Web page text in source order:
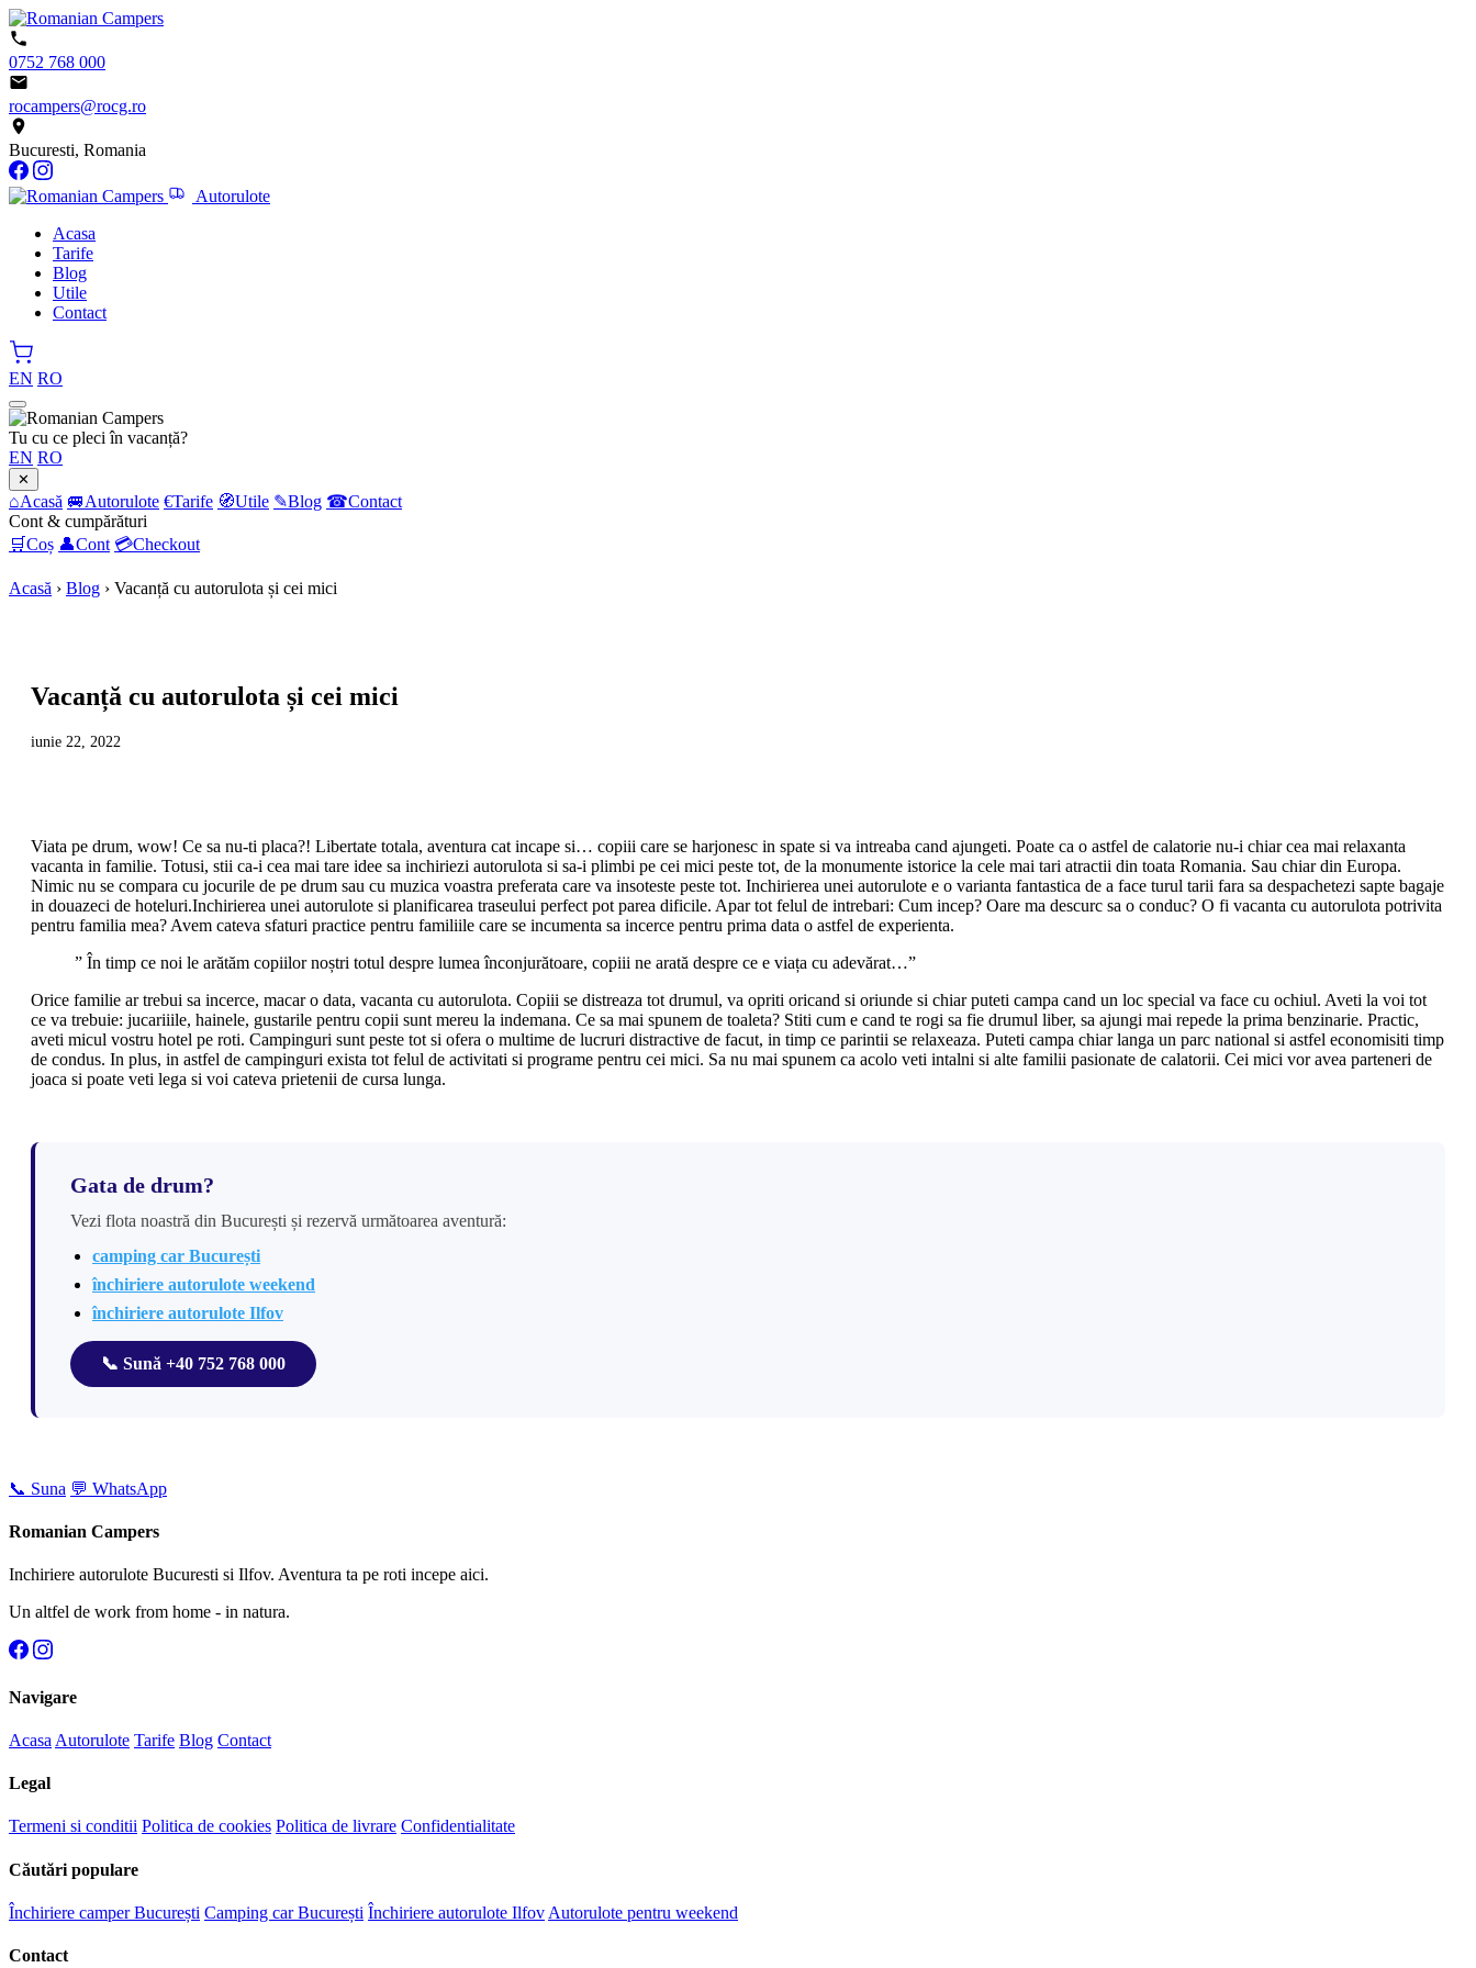
0752 768 000
rocampers@rocg.ro
Bucuresti, Romania
Autorulote
Acasa
Tarife
Blog
Utile
Contact
EN RO
Tu cu ce pleci în vacanță?
EN RO
✕
⌂Acasă 🚐Autorulote €Tarife 🧭Utile ✎Blog ☎Contact
Cont & cumpărături
🛒Coș 👤Cont 💳Checkout
Acasă › Blog › Vacanță cu autorulota și cei mici
Vacanță cu autorulota și cei mici
iunie 22, 2022
Viata pe drum, wow! Ce sa nu-ti placa?! Libertate totala, aventura cat incape si… copiii care se harjonesc in spate si va intreaba cand ajungeti. Poate ca o astfel de calatorie nu-i chiar cea mai relaxanta
vacanta in familie. Totusi, stii ca-i cea mai tare idee sa inchiriezi autorulota si sa-i plimbi pe cei mici peste tot, de la monumente istorice la cele mai tari atractii din toata Romania. Sau chiar din Europa.
Nimic nu se compara cu jocurile de pe drum sau cu muzica voastra preferata care va insoteste peste tot. Inchirierea unei autorulote e o varianta fantastica de a face turul tarii fara sa despachetezi sapte bagaje
in douazeci de hoteluri.Inchirierea unei autorulote si planificarea traseului perfect pot parea dificile. Apar tot felul de intrebari: Cum incep? Oare ma descurc sa o conduc? O fi vacanta cu autorulota potrivita
pentru familia mea? Avem cateva sfaturi practice pentru familiile care se incumenta sa incerce pentru prima data o astfel de experienta.
” În timp ce noi le arătăm copiilor noștri totul despre lumea înconjurătoare, copiii ne arată despre ce e viața cu adevărat…”
Orice familie ar trebui sa incerce, macar o data, vacanta cu autorulota. Copiii se distreaza tot drumul, va opriti oricand si oriunde si chiar puteti campa cand un loc special va face cu ochiul. Aveti la voi tot
ce va trebuie: jucariiile, hainele, gustarile pentru copii sunt mereu la indemana. Ce sa mai spunem de toaleta? Stiti cum e cand te rogi sa fie drumul liber, sa ajungi mai repede la prima benzinarie. Practic,
aveti micul vostru hotel pe roti. Campinguri sunt peste tot si ofera o multime de lucruri distractive de facut, in timp ce parintii se relaxeaza. Puteti campa chiar langa un parc national si astfel economisiti timp
de condus. In plus, in astfel de campinguri exista tot felul de activitati si programe pentru cei mici. Sa nu mai spunem ca acolo veti intalni si alte familii pasionate de calatorii. Cei mici vor avea parteneri de
joaca si poate veti lega si voi cateva prietenii de cursa lunga.
Gata de drum?
Vezi flota noastră din București și rezervă următoarea aventură:
camping car București
închiriere autorulote weekend
închiriere autorulote Ilfov
📞 Sună +40 752 768 000
📞 Suna 💬 WhatsApp
Romanian Campers
Inchiriere autorulote Bucuresti si Ilfov. Aventura ta pe roti incepe aici.
Un altfel de work from home - in natura.
Navigare
Acasa Autorulote Tarife Blog Contact
Legal
Termeni si conditii Politica de cookies Politica de livrare Confidentialitate
Căutări populare
Închiriere camper București Camping car București Închiriere autorulote Ilfov Autorulote pentru weekend
Contact